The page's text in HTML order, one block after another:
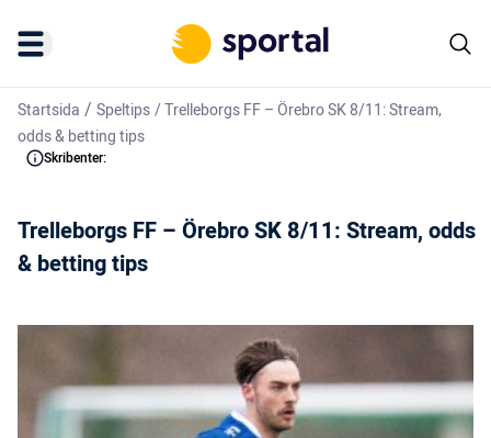
Startsida / Speltips/Trelleborgs FF – Örebro SK 8/11: Stream,
odds & betting tips
Skribenter:
Trelleborgs FF – Örebro SK 8/11: Stream, odds
& betting tips